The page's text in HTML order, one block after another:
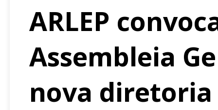
ARLEP
Assembleia
nova